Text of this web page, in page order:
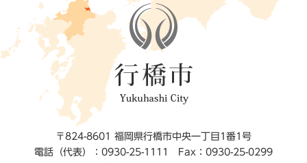
〒824-8601 福岡県行橋市中央一丁目1番1号
電話（代表）：0930-25-1111
Fax：0930-25-0299